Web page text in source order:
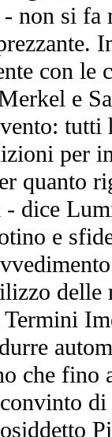
non si fa
con le
e
tutti
per
quanto
- dice
e
Termini
che fino